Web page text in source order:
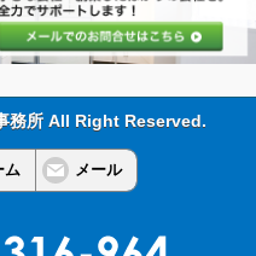
務所 All Right Reserved.
ム メール